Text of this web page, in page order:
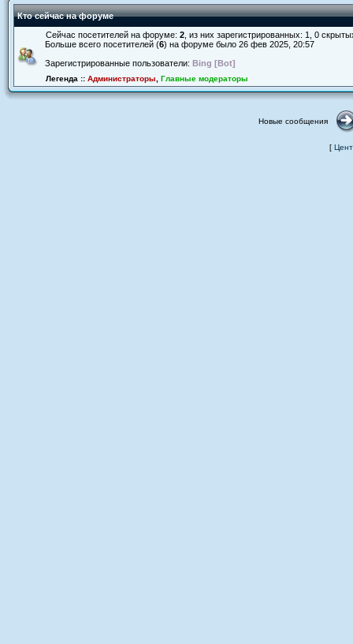
Кто сейчас на форуме
Сейчас посетителей на форуме: 2 , из них зарегистрированных: 1, 0
Больше всего посетителей (6) на форуме было 26 фев 2025, 20:57
Зарегистрированные пользователи: Bing [Bot]
Легенда :: Администраторы Главные модераторы
Новые сообщения
[